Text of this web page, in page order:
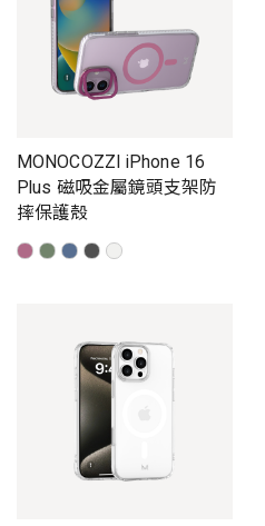
MONOCOZZI iPhone 16
Plus 磁吸金屬鏡頭支架防
摔保護殼